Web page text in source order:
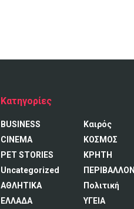
Κατηγορίες
BUSINESS
CINEMA
PET STORIES
Uncategorized
ΑΘΛΗΤΙΚΑ
ΕΛΛΑΔΑ
Καιρός
ΚΟΣΜΟΣ
ΚΡΗΤΗ
ΠΕΡΙΒΑΛΛΟΝ
Πολιτική
ΥΓΕΙΑ